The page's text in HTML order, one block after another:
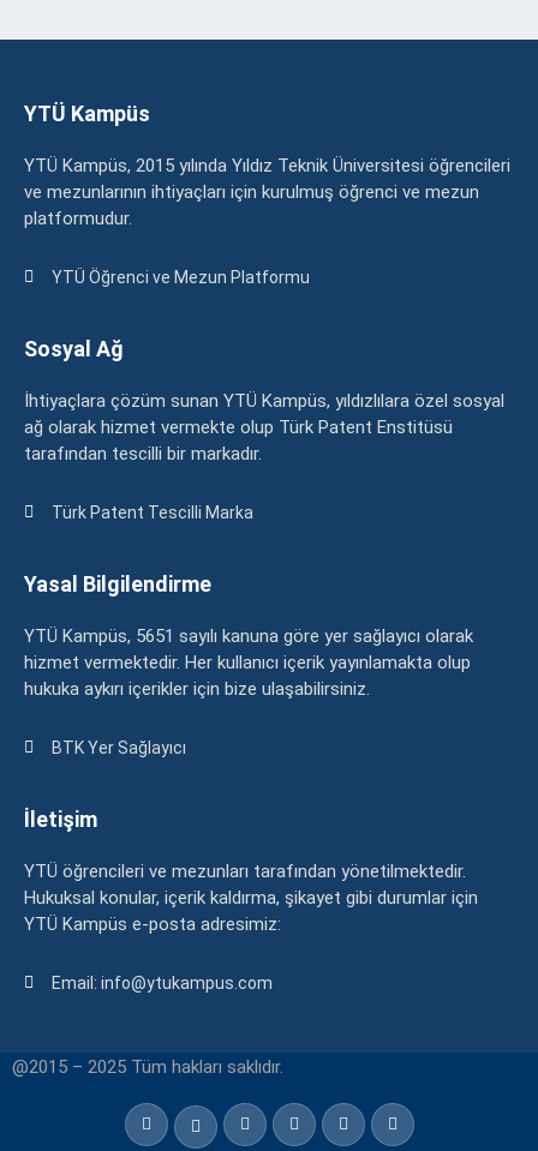
YTÜ Kampüs
YTÜ Kampüs, 2015 yılında Yıldız Teknik Üniversitesi öğrencileri
ve mezunlarının ihtiyaçları için kurulmuş öğrenci ve mezun
platformudur.
YTÜ Öğrenci ve Mezun Platformu
Sosyal Ağ
İhtiyaçlara çözüm sunan YTÜ Kampüs, yıldızlılara özel sosyal
ağ olarak hizmet vermekte olup Türk Patent Enstitüsü
tarafından tescilli bir markadır.
Türk Patent Tescilli Marka
Yasal Bilgilendirme
YTÜ Kampüs, 5651 sayılı kanuna göre yer sağlayıcı olarak
hizmet vermektedir. Her kullanıcı içerik yayınlamakta olup
hukuka aykırı içerikler için bize ulaşabilirsiniz.
BTK Yer Sağlayıcı
İletişim
YTÜ öğrencileri ve mezunları tarafından yönetilmektedir.
Hukuksal konular, içerik kaldırma, şikayet gibi durumlar için
YTÜ Kampüs e-posta adresimiz:
Email: info@ytukampus.com
@2015 – 2025 Tüm hakları saklıdır.